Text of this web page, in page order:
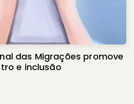
das Migrações promove
e inclusão